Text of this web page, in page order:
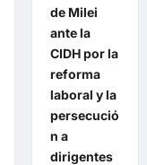
de Milei
ante la
CIDH por la
reforma
laboral y la
persecució
n a
dirigentes